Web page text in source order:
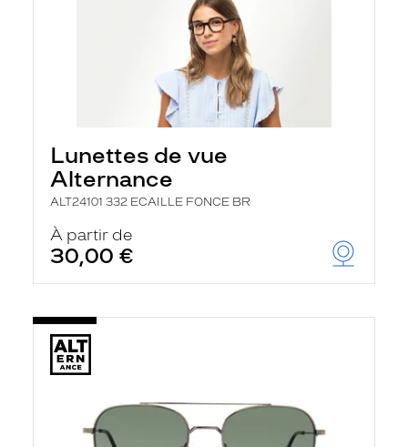
Lunettes de vue
Alternance
ALT24101 332 ECAILLE FONCE BR
À partir de
30,00 €